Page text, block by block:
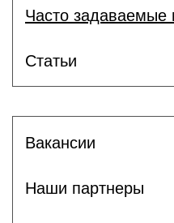
Часто задаваемые
Статьи
Вакансии
Наши партнеры